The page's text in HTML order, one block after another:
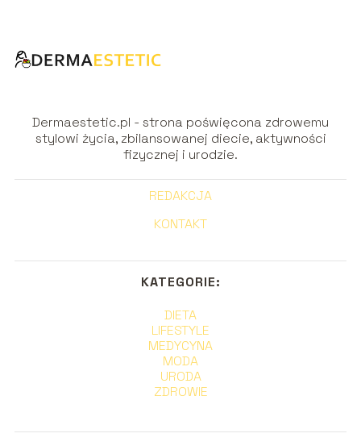
Dermaestetic.pl - strona poświęcona zdrowemu
stylowi życia, zbilansowanej diecie, aktywności
fizycznej i urodzie.
REDAKCJA
KONTAKT
KATEGORIE:
DIETA
LIFESTYLE
MEDYCYNA
MODA
URODA
ZDROWIE